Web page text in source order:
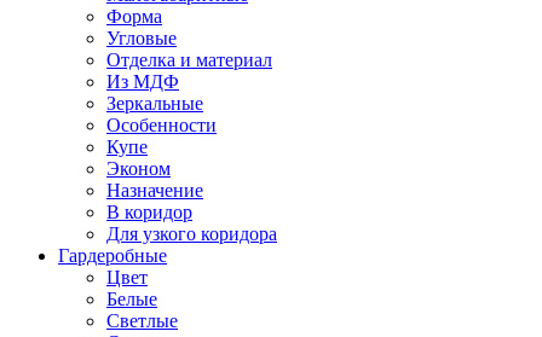
Форма
Угловые
Отделка и материал
Из МДФ
Зеркальные
Особенности
Купе
Эконом
Назначение
В коридор
Для узкого коридора
Гардеробные
Цвет
Белые
Светлые